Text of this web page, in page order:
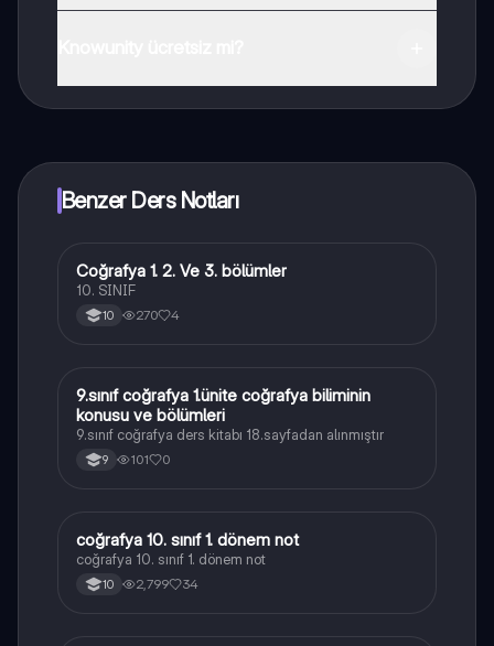
Benzer Ders Notları
Coğrafya
Coğrafya 1. 2. Ve 3. bölümler
10. SINIF
10 270 4
Coğrafya
9.sınıf coğrafya 1.ünite coğrafya biliminin
konusu ve bölümleri
9.sınıf coğrafya ders kitabı 18.sayfadan alınmıştır
9 101 0
Coğrafya
coğrafya 10. sınıf 1. dönem not
coğrafya 10. sınıf 1. dönem not
10 2,799 34